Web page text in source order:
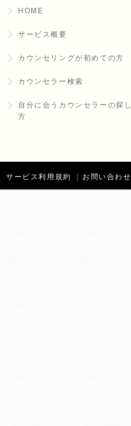
HOME
サービス概要
カウンセリングが初めての方
カウンセラー検索
自分に合うカウンセラーの探し
方
サービス利用規約 お問い合わせ